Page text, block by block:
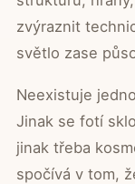
zvýraznit
světlo zase
Neexistuje
Jinak se fotí
jinak třeba
spočívá v tom,